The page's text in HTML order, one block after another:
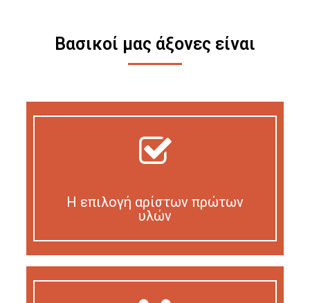
Βασικοί μας άξονες είναι
Η επιλογή αρίστων πρώτων
υλών